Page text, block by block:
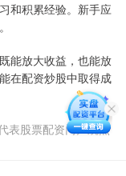
和积累经验。新手应
能放大收益，也能放
在配资炒股中取得成
表股票配资门户观点